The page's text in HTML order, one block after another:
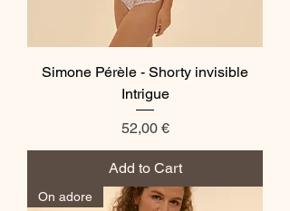
Simone Pérèle - Shorty invisible
Intrigue
Price
52,00 €
Add to Cart
On adore